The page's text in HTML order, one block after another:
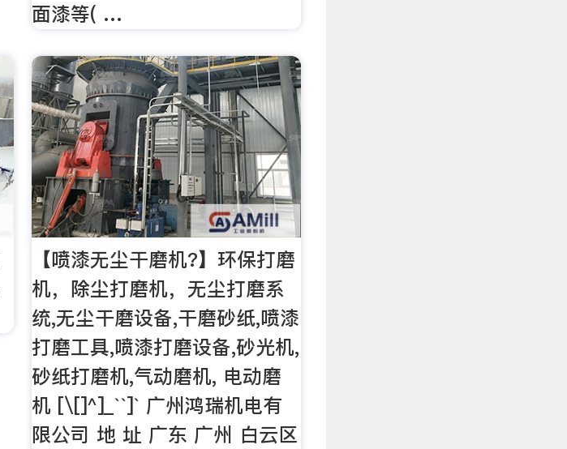
面漆等( …
【喷漆无尘干磨机?】环保打磨
机，除尘打磨机，无尘打磨系
统,无尘干磨设备,干磨砂纸,喷漆
打磨工具,喷漆打磨设备,砂光机,
砂纸打磨机,气动磨机, 电动磨
机 [\[]^]_``]` 广州鸿瑞机电有
限公司 地 址 广东 广州 白云区